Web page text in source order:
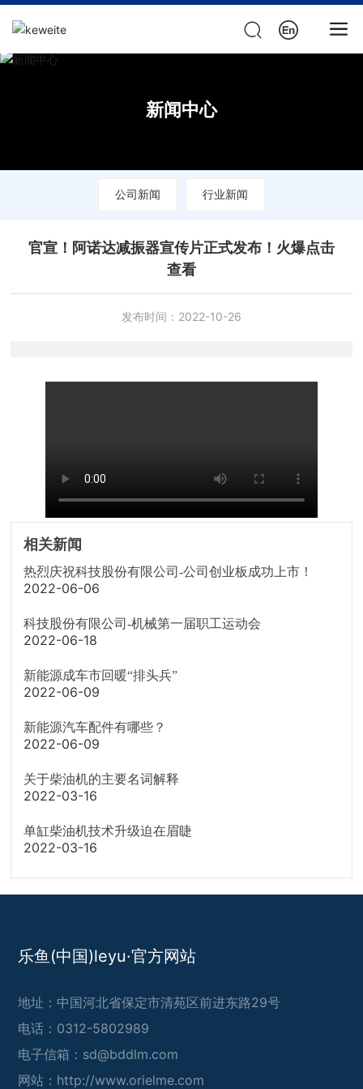
新闻中心
公司新闻 行业新闻
官宣！阿诺达减振器宣传片正式发布！火爆点击
查看
发布时间： 2022-10-26
相关新闻
热烈庆祝科技股份有限公司-公司创业板成功上市！
2022-06-06
科技股份有限公司-机械第一届职工运动会
2022-06-18
新能源成车市回暖“排头兵”
2022-06-09
新能源汽车配件有哪些？
2022-06-09
关于柴油机的主要名词解释
2022-03-16
单缸柴油机技术升级迫在眉睫
2022-03-16
乐鱼(中国)leyu·官方网站
地址：中国河北省保定市清苑区前进东路29号
电话：0312-5802989
电子信箱：sd@bddlm.com
网站： http://www.orielme.com